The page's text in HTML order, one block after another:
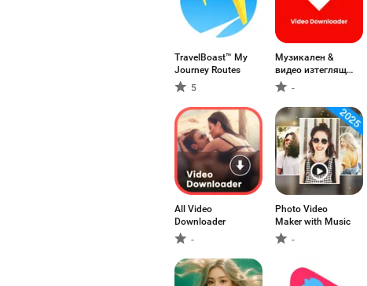
TravelBoast™ My
Journey Routes
5
Музикален &
видео изтеглящ
HD -
All Video
Downloader
-
Photo Video
Maker with Music
-